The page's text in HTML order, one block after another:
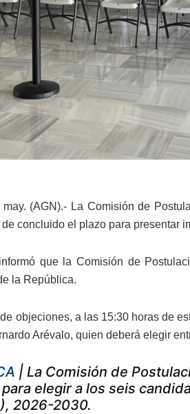
(AGN).- La Comisión de
concluido el plazo para presentar
que la Comisión de
la República.
objeciones, a las 15:30 horas de
Arévalo, quien deberá elegir
| La Comisión de
elegir a los seis
2026-2030.